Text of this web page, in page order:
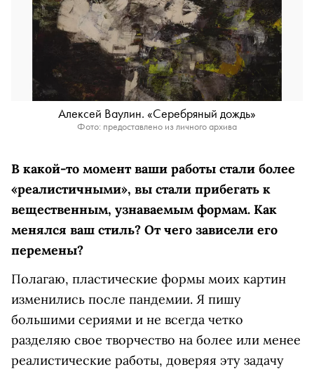
Алексей Ваулин. «Серебряный дождь»
Фото: предоставлено из личного архива
В какой-то момент ваши работы стали более
«реалистичными», вы стали прибегать к
вещественным, узнаваемым формам. Как
менялся ваш стиль? От чего зависели его
перемены?
Полагаю, пластические формы моих картин
изменились после пандемии. Я пишу
большими сериями и не всегда четко
разделяю свое творчество на более или менее
реалистические работы, доверяя эту задачу